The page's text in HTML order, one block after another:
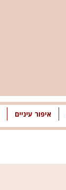
איפור עיניים